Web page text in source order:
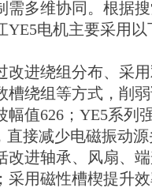
需多维协同。根据
YE5电机主要采用以
改进绕组分布、采
槽绕组等方式，削
幅值626；YE5系列
直接减少电磁振动
改进轴承、风扇、
采用磁性槽楔提升